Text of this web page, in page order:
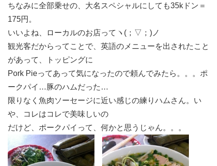
ちなみに全部乗せの、大名スペシャルにしても35kドン＝
175円。
いいよね、ローカルのお店ってヽ(；▽；)ノ
観光客だからってことで、英語のメニューを出されたこと
があって、トッピングに
Pork Pieってあって気になったので頼んでみたら。。。ポ
ークパイ…豚のハムだった…
限りなく魚肉ソーセージに近い感じの練りハムさん。い
や、コレはコレで美味しいの
だけど、ポークパイって、何かと思うじゃん。。。